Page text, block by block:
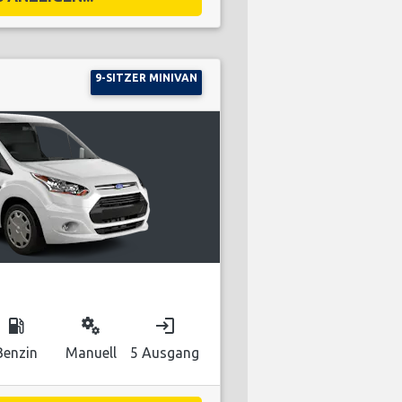
9-SITZER MINIVAN
local_gas_station miscellaneous_services
Manuell
login
5 Ausgang